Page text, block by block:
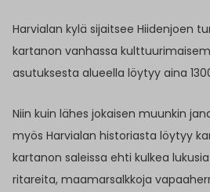
Harvialan kylä sijaitsee Hiidenjoen
kartanon vanhassa
asutuksesta alueella löytyy aina
Niin kuin lähes jokaisen muunkin
myös Harvialan historiasta löytyy
kartanon saleissa ehti kulkea
ritareita, maamarsalkkoja